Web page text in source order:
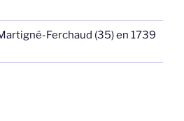
Ferchaud (35) en 1739